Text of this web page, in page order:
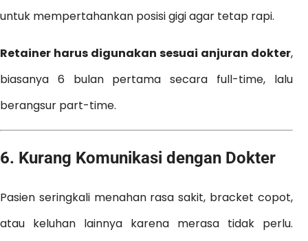
untuk mempertahankan posisi gigi agar tetap rapi.
Retainer harus digunakan sesuai anjuran dokter,
biasanya 6 bulan pertama secara full-time, lalu
berangsur part-time.
6. Kurang Komunikasi dengan Dokter
Pasien seringkali menahan rasa sakit, bracket copot,
atau keluhan lainnya karena merasa tidak perlu.